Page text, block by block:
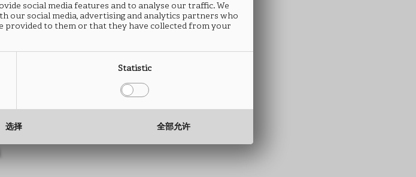
ALTER
B011
类型： ABS封边条
高度： 15 至 330 mm
ALTER
B011
类型： ABS封边条
高度： 15 至 350 mm
social media features and to analyse our traffic. We
our social media, advertising and analytics partners who
to them or that they have collected from your
Statistic
选择 全部允许